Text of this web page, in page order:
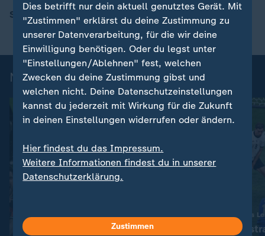
Schiedsrichter: Jesus Gil Manzano (Spanien)
Nations League 2024/25 - Highlights
Portugal schlägt Spanien im
Sport | UEFA Nations
Frankreich
Dies betrifft nur dein aktuell genutztes Gerät. Mit
"Zustimmen" erklärst du deine Zustimmung zu
unserer Datenverarbeitung, für die wir deine
Einwilligung benötigen. Oder du legst unter
"Einstellungen/Ablehnen" fest, welchen
Zwecken du deine Zustimmung gibst und
welchen nicht. Deine Datenschutzeinstellungen
kannst du jederzeit mit Wirkung für die Zukunft
in deinen Einstellungen widerrufen oder ändern.
Hier findest du das Impressum.
Weitere Informationen findest du in unserer
Datenschutzerklärung.
Zustimmen